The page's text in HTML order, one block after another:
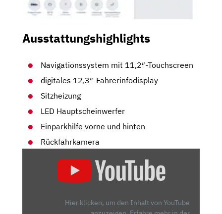
Ausstattungshighlights
Navigationssystem mit 11,2″-Touchscreen
digitales 12,3″-Fahrerinfodisplay
Sitzheizung
LED Hauptscheinwerfer
Einparkhilfe vorne und hinten
Rückfahrkamera
Hier klicken, um den Inhalt von YouTube